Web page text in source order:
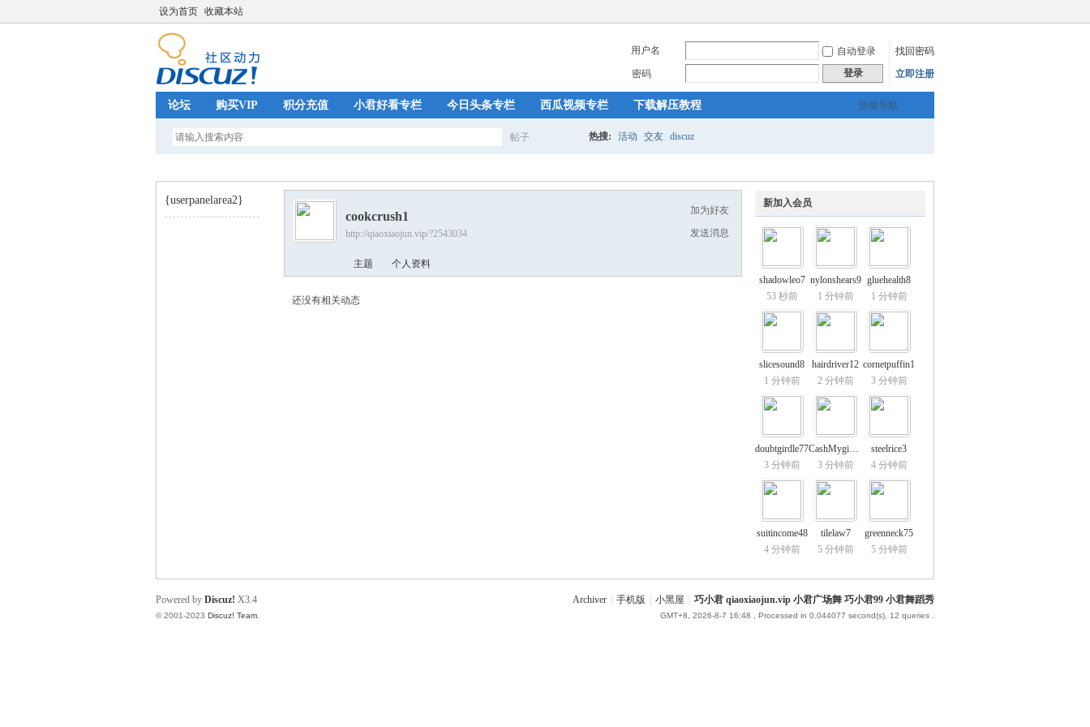
设为首页 收藏本站
用户名 自动登录
找回密码
密码
登录 立即注册
快捷导航
论坛 购买VIP 积分充值 小君好看专栏 今日头条专栏 西瓜视频专栏 下载解压教程
帖子 热搜: 活动 交友 discuz
{userpanelarea2} 新加入会员
shadowleo7
53 秒前
nylonshears9
1 分钟前
gluehealth8
1 分钟前
slicesound8
1 分钟前
hairdriver12
2 分钟前
cornetpuffin1
3 分钟前
doubtgirdle77
3 分钟前
CashMygind11
3 分钟前
steelrice3
4 分钟前
suitincome48
4 分钟前
tilelaw7
5 分钟前
greenneck75
5 分钟前
加为好友
发送消息
cookcrush1
http://qiaoxiaojun.vip/?2543034
主题 个人资料
还没有相关动态
Archiver 手机版 小黑屋 巧小君 qiaoxiaojun.vip 小君广场舞 巧小君99 小君舞蹈秀
GMT+8, 2026-8-7 16:48 , Processed in 0.044077 second(s), 12 queries .
Powered by Discuz! X3.4
© 2001-2023 Discuz! Team